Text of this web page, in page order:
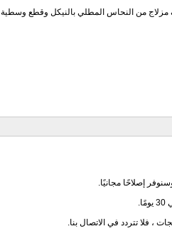
من النحاس المطلي بالنيكل وقطع وسطية
، فلا تتردد في الاتصال بنا.